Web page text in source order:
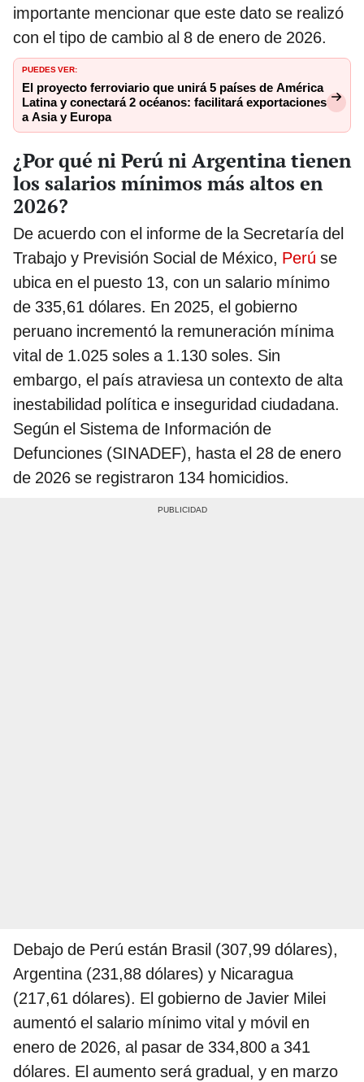
importante mencionar que este dato se realizó
con el tipo de cambio al 8 de enero de 2026.
PUEDES VER:
El proyecto ferroviario que unirá 5 países de América
Latina y conectará 2 océanos: facilitará exportaciones
a Asia y Europa
¿Por qué ni Perú ni Argentina tienen
los salarios mínimos más altos en
2026?
De acuerdo con el informe de la Secretaría del
Trabajo y Previsión Social de México, Perú se
ubica en el puesto 13, con un salario mínimo
de 335,61 dólares. En 2025, el gobierno
peruano incrementó la remuneración mínima
vital de 1.025 soles a 1.130 soles. Sin
embargo, el país atraviesa un contexto de alta
inestabilidad política e inseguridad ciudadana.
Según el Sistema de Información de
Defunciones (SINADEF), hasta el 28 de enero
de 2026 se registraron 134 homicidios.
Debajo de Perú están Brasil (307,99 dólares),
Argentina (231,88 dólares) y Nicaragua
(217,61 dólares). El gobierno de Javier Milei
aumentó el salario mínimo vital y móvil en
enero de 2026, al pasar de 334,800 a 341
dólares. El aumento será gradual, y en marzo